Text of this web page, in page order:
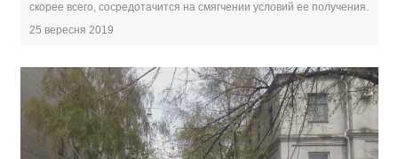
скорее всего, сосредотачится на смягчении условий ее получения.
25 вересня 2019